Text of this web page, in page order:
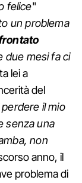
felice"
un problema
due mesi fa ci
lei a
del
il mio
senza una
non
anno, il
problema di